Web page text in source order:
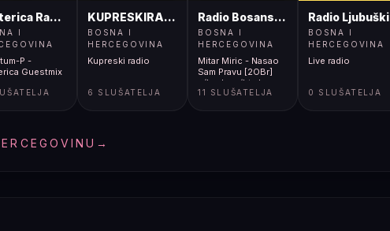
Radio S1
I
P -
Guestmix
KUPRESKIRADIO
BOSNA I
HERCEGOVINA
Kupreski radio
6 SLUŠATELJA
Radio Bosanski Brod
BOSNA I
HERCEGOVINA
Mitar Miric - Nasao
Sam Pravu [2OBr]
</body></html>
11 SLUŠATELJA
Radio Ljubuški
BOSNA I
HERCEGOVINA
Live radio
0 SLUŠATELJA
→